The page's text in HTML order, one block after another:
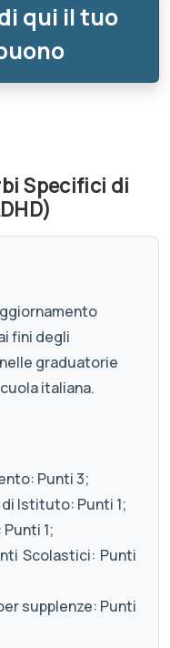
qui il tuo
Specifici di
fini degli
graduatorie
italiana.
Punti 3;
Istituto: Punti 1;
1;
Scolastici: Punti
supplenze: Punti